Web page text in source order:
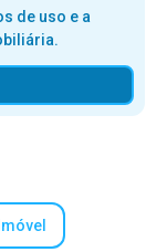
de uso e a